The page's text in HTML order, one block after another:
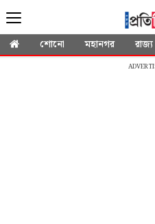
শোনো মহানগর রাজ্য